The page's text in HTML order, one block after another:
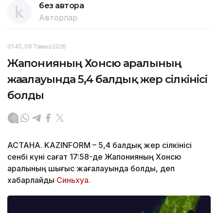
без автора
Авторлар
01:45, 09 Тамыз 2026
Жапонияның Хонсю аралының
жағалауында 5,4 балдық жер сілкінісі
болды
АСТАНА. KAZINFORM – 5,4 балдық жер сілкінісі
сенбі күні сағат 17:58-де Жапонияның Хонсю
аралының шығыс жағалауында болды, деп
хабарлайды Синьхуа.